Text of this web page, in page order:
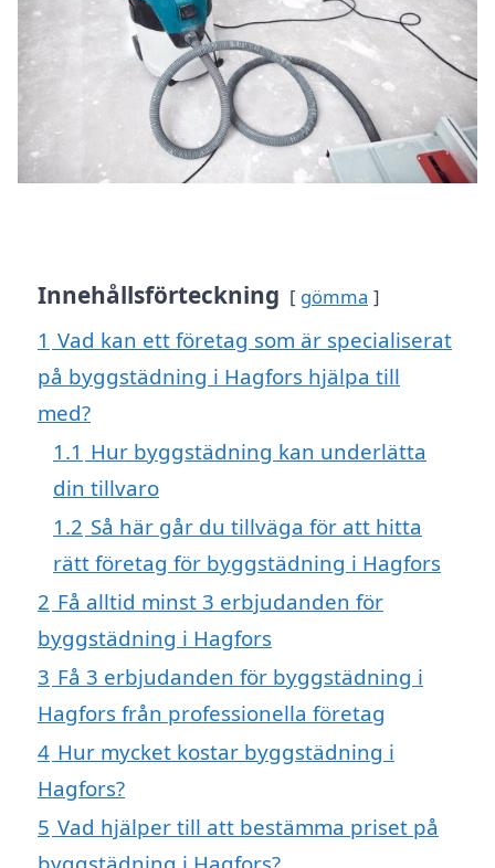
Innehållsförteckning gömma
1 Vad kan ett företag som är specialiserat
på byggstädning i Hagfors hjälpa till
med?
1.1 Hur byggstädning kan underlätta
din tillvaro
1.2 Så här går du tillväga för att hitta
rätt företag för byggstädning i Hagfors
2 Få alltid minst 3 erbjudanden för
byggstädning i Hagfors
3 Få 3 erbjudanden för byggstädning i
Hagfors från professionella företag
4 Hur mycket kostar byggstädning i
Hagfors?
5 Vad hjälper till att bestämma priset på